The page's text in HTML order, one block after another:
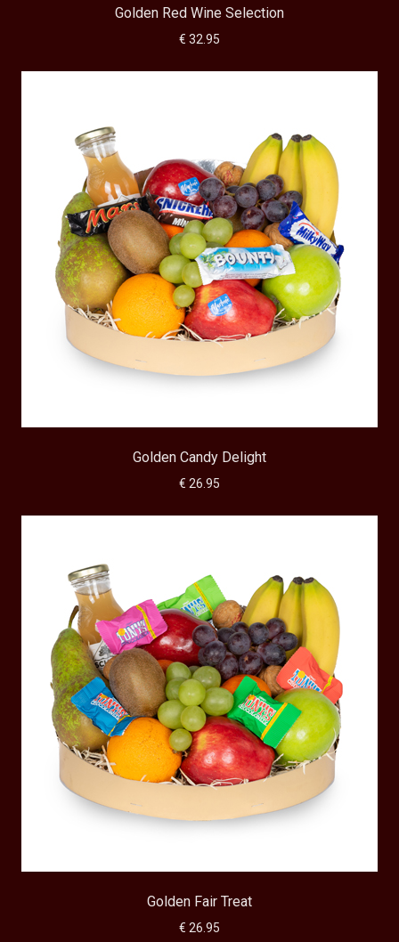
Golden Red Wine Selection
€ 32.95
Golden Candy Delight
€ 26.95
Golden Fair Treat
€ 26.95